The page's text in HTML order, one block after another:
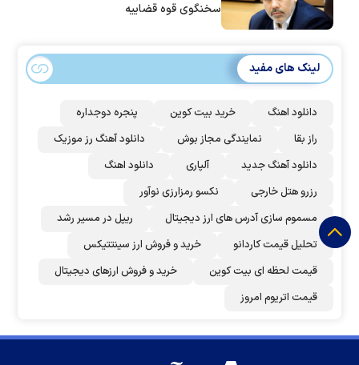
سخنگوی قوه قضاییه
لینک های مفید
دانلود اهنگ خرید بیت کوین
پنجره دوجداره
راز بقا
نمایندگی مجاز بوش
دانلود آهنگ رز‌ موزیک
دانلود آهنگ جدید
آلپاری
دانلود اهنگ
رزرو هتل خارجی
نکسو رمزارزی نوآور
مسموم سازی آدرس های ارز دیجیتال
ریپل در مسیر رشد
تحلیل قیمت کاردانو
خرید و فروش ارز سینتتیکس
قیمت لحظه ای بیت کوین
خرید و فروش ارزهای دیجیتال
قیمت اتریوم امروز